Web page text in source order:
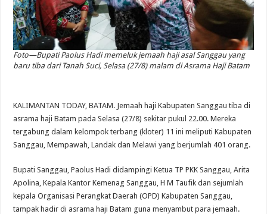
Foto—Bupati Paolus Hadi memeluk jemaah haji asal Sanggau yang
baru tiba dari Tanah Suci, Selasa (27/8) malam di Asrama Haji Batam
KALIMANTAN TODAY, BATAM. Jemaah haji Kabupaten Sanggau tiba di
asrama haji Batam pada Selasa (27/8) sekitar pukul 22.00. Mereka
tergabung dalam kelompok terbang (kloter) 11 ini meliputi Kabupaten
Sanggau, Mempawah, Landak dan Melawi yang berjumlah 401 orang.
Bupati Sanggau, Paolus Hadi didampingi Ketua TP PKK Sanggau, Arita
Apolina, Kepala Kantor Kemenag Sanggau, H M Taufik dan sejumlah
kepala Organisasi Perangkat Daerah (OPD) Kabupaten Sanggau,
tampak hadir di asrama haji Batam guna menyambut para jemaah.